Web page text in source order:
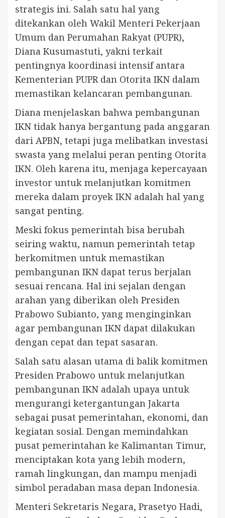
strategis ini. Salah satu hal yang
ditekankan oleh Wakil Menteri Pekerjaan
Umum dan Perumahan Rakyat (PUPR),
Diana Kusumastuti, yakni terkait
pentingnya koordinasi intensif antara
Kementerian PUPR dan Otorita IKN dalam
memastikan kelancaran pembangunan.
Diana menjelaskan bahwa pembangunan
IKN tidak hanya bergantung pada anggaran
dari APBN, tetapi juga melibatkan investasi
swasta yang melalui peran penting Otorita
IKN. Oleh karena itu, menjaga kepercayaan
investor untuk melanjutkan komitmen
mereka dalam proyek IKN adalah hal yang
sangat penting.
Meski fokus pemerintah bisa berubah
seiring waktu, namun pemerintah tetap
berkomitmen untuk memastikan
pembangunan IKN dapat terus berjalan
sesuai rencana. Hal ini sejalan dengan
arahan yang diberikan oleh Presiden
Prabowo Subianto, yang menginginkan
agar pembangunan IKN dapat dilakukan
dengan cepat dan tepat sasaran.
Salah satu alasan utama di balik komitmen
Presiden Prabowo untuk melanjutkan
pembangunan IKN adalah upaya untuk
mengurangi ketergantungan Jakarta
sebagai pusat pemerintahan, ekonomi, dan
kegiatan sosial. Dengan memindahkan
pusat pemerintahan ke Kalimantan Timur,
menciptakan kota yang lebih modern,
ramah lingkungan, dan mampu menjadi
simbol peradaban masa depan Indonesia.
Menteri Sekretaris Negara, Prasetyo Hadi,